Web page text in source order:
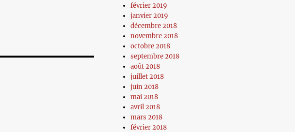
février 2019
janvier 2019
décembre 2018
novembre 2018
octobre 2018
septembre 2018
août 2018
juillet 2018
juin 2018
mai 2018
avril 2018
mars 2018
février 2018